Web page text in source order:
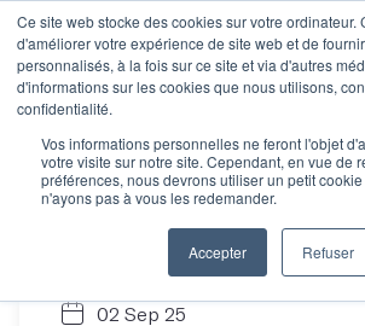
Ce site web stocke des cookies sur votre ordinateur.
d'améliorer votre expérience de site web et de
personnalisés, à la fois sur ce site et via d'autres
d'informations sur les cookies que nous utilisons,
confidentialité.
Vos informations personnelles ne feront l'objet
votre visite sur notre site. Cependant, en vue de
préférences, nous devrons utiliser un petit
n'ayons pas à vous les redemander.
Accepter Refuser
Et si on parlait
d'Objectif
02 Sep 25